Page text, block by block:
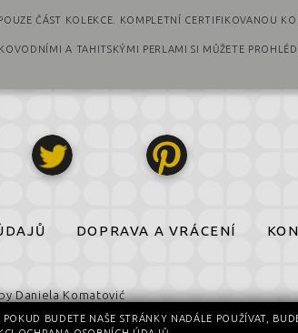
ČÁST KOLEKCE. KOMPLETNÍ CERTIFIKOVANOU
A TAHITSKÝMI PERLAMI SI MŮŽETE
DOPRAVA A VRÁCENÍ
Daniela Komatović
BUDETE NAŠE STRÁNKY NADÁLE POUŽÍVAT,